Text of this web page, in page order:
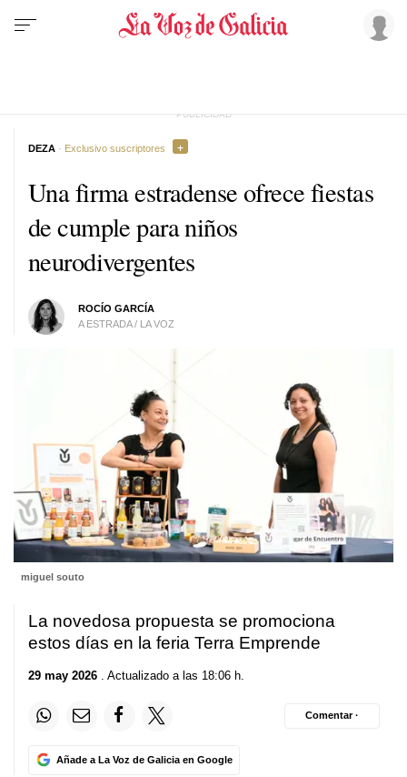
Una firma estradense ofrece fiestas
de cumple para niños
neurodivergentes
ROCÍO GARCÍA
A ESTRADA / LA VOZ
DEZA · Exclusivo suscriptores
miguel souto
La novedosa propuesta se promociona
estos días en la feria Terra Emprende
29 may 2026 . Actualizado a las 18:06 h.
Añade a La Voz de Galicia en Google
Comentar ·